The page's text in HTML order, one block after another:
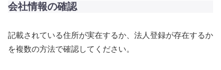
会社情報の確認
記載されている住所が実在するか、法人登録が存在するか
を複数の方法で確認してください。